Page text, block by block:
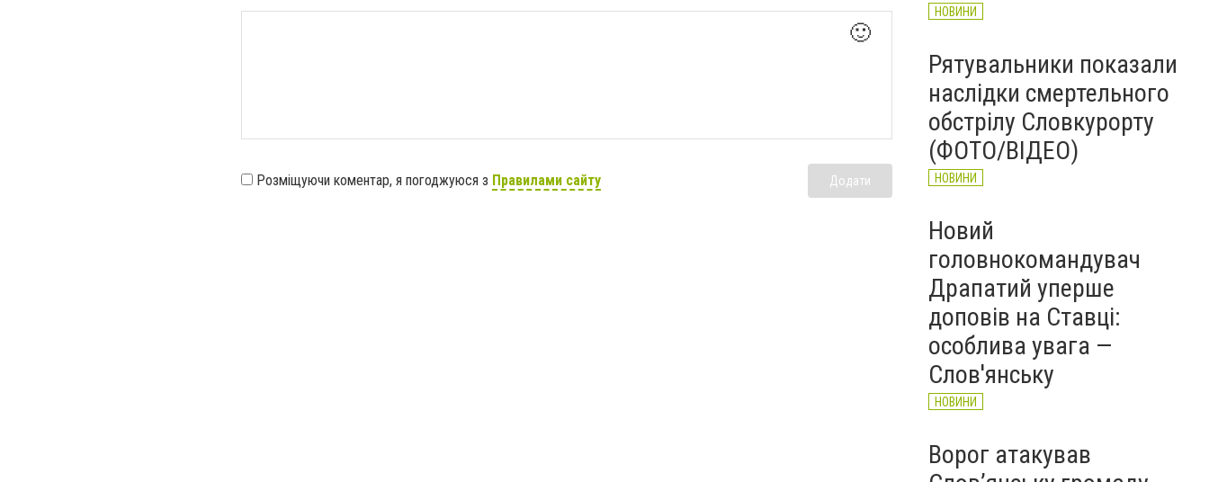
🙂
Розміщуючи коментар, я погоджуюся з Правилами сайту Додати
НОВИНИ
Рятувальники показали
наслідки смертельного
обстрілу Словкурорту
(ФОТО/ВІДЕО)
НОВИНИ
Новий
головнокомандувач
Драпатий уперше
доповів на Ставці:
особлива увага —
Слов'янську
НОВИНИ
Ворог атакував